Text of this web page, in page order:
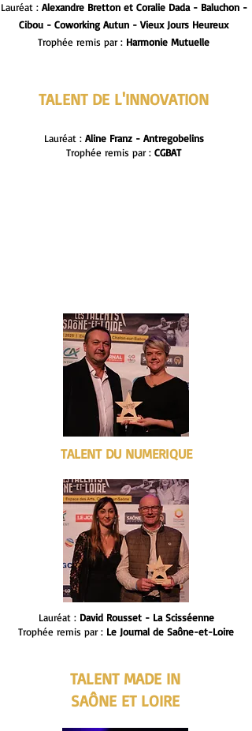
Lauréat : Alexandre Bretton et Coralie Dada - Baluchon -
Cibou - Coworking Autun - Vieux Jours Heureux
Trophée remis par : Harmonie Mutuelle
TALENT DE L'INNOVATION
Lauréat : Aline Franz - Antregobelins
Trophée remis par : CGBAT
TALENT DU NUMERIQUE
Lauréat : David Rousset - La Scisséenne
Trophée remis par : Le Journal de Saône-et-Loire
TALENT MADE IN
SAÔNE ET LOIRE